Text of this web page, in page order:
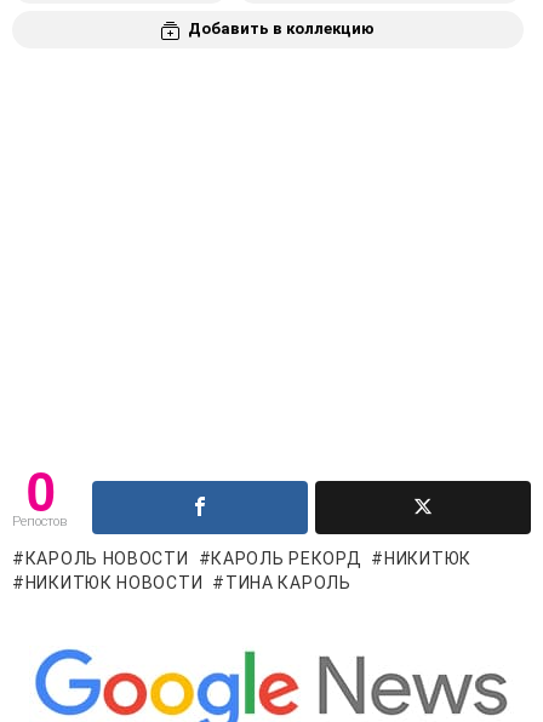
Добавить в коллекцию
0
Репостов
КАРОЛЬ НОВОСТИ КАРОЛЬ РЕКОРД
НИКИТЮК
НИКИТЮК НОВОСТИ
ТИНА КАРОЛЬ